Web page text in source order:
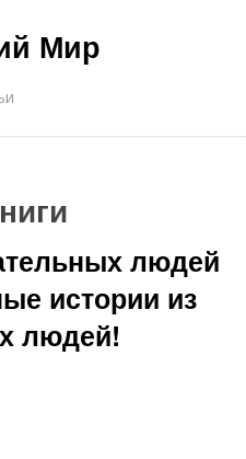
Мир
людей
истории из
людей!